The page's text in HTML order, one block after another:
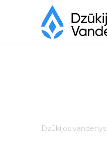
Dzūkijos vandenys